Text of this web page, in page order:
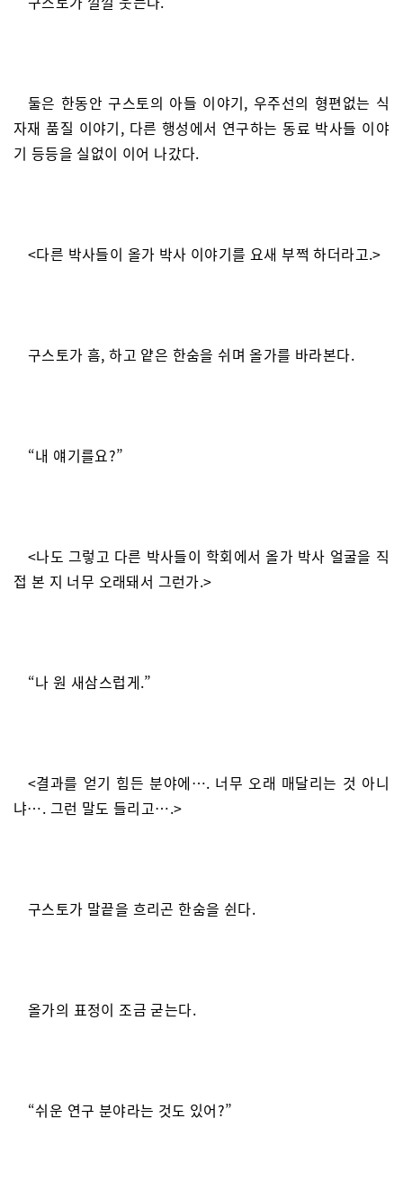
둘은 한동안 구스토의 아들 이야기, 우주선의 형편없는 식
자재 품질 이야기, 다른 행성에서 연구하는 동료 박사들 이야
기 등등을 실없이 이어 나갔다.
<다른 박사들이 올가 박사 이야기를 요새 부쩍 하더라고.>
구스토가 흠, 하고 얕은 한숨을 쉬며 올가를 바라본다.
“내 얘기를요?”
<나도 그렇고 다른 박사들이 학회에서 올가 박사 얼굴을 직
접 본 지 너무 오래돼서 그런가.>
“나 원 새삼스럽게.”
<결과를 얻기 힘든 분야에…. 너무 오래 매달리는 것 아니
냐…. 그런 말도 들리고….>
구스토가 말끝을 흐리곤 한숨을 쉰다.
올가의 표정이 조금 굳는다.
“쉬운 연구 분야라는 것도 있어?”